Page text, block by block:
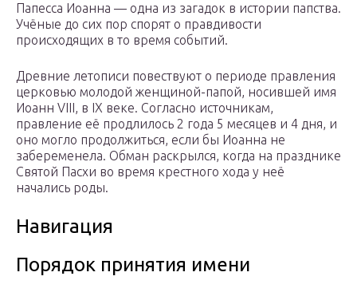
Папесса Иоанна — одна из загадок в истории папства.
Учёные до сих пор спорят о правдивости
происходящих в то время событий.
Древние летописи повествуют о периоде правления
церковью молодой женщиной-папой, носившей имя
Иоанн VIII, в IX веке. Согласно источникам,
правление её продлилось 2 года 5 месяцев и 4 дня, и
оно могло продолжиться, если бы Иоанна не
забеременела. Обман раскрылся, когда на празднике
Святой Пасхи во время крестного хода у неё
начались роды.
Навигация
Порядок принятия имени